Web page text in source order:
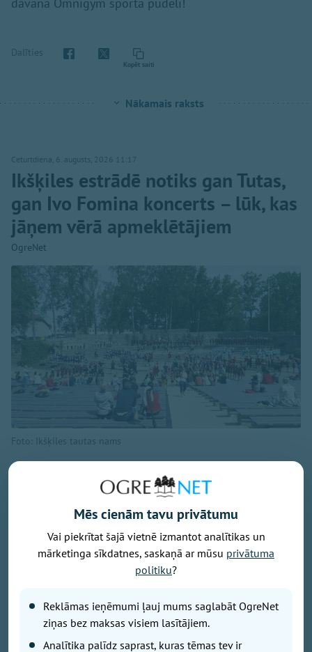
Dalīties
Kopēt saiti
Nākamais raksts
Ceturtdiena, 6. augusts, 2026 11:17
Ikšķiles estrādē notiks gan Tutas,
gan Ivo Fomina koncerts – lūk, kas
jāņem vērā apmeklētājiem
OgreNet
Foto: Ikšķiles tautas nams
9.augustā plkst. 12.00 Ikšķiles estrādē notiks Tutas
jaunākās programmas pirmizrāde "Vasarai pa pēdām",
bet plkst. 18.00 Ikšķiles estrādi pieskandinās
leģendārais Ivo Fomins ar savu jaunāko
koncertprogrammu "Bez liekiem vārdiem". Tā kā
"Latvijas Valsts ceļi" šobrīd veic būtiskus
remontdarbus uz autoceļa A6, satiksme Ikšķiles
apkārtnē ir apgrūtināta un iespējami ilgāki
Aicinām savu braucienu ieplānot savlaicīgi!
Mēs cienām tavu privātumu
Vai piekrītat šajā vietnē izmantot analītikas un
mārketinga sīkdatnes, saskaņā ar mūsu privātuma
politiku?
Reklāmas ieņēmumi ļauj mums saglabāt OgreNet
ziņas bez maksas visiem lasītājiem.
Analītika palīdz saprast, kuras tēmas tev ir